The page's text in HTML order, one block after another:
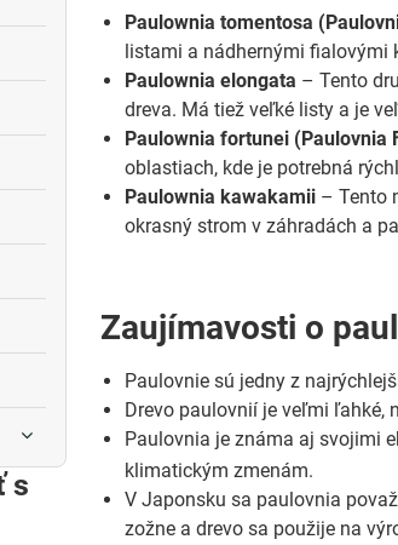
Paulownia tomentosa
listami a nádhernými fialovými
Paulownia elongata – Tento
dreva. Má tiež veľké listy a je
Paulownia fortunei (Paulovnia
oblastiach, kde je potrebná
Paulownia kawakamii – Tento
okrasný strom v záhradách a
Zaujímavosti o
Paulovnie sú jedny z
Drevo paulovnií je veľmi ľahké,
Paulovnia je známa aj svojimi
klimatickým zmenám.
V Japonsku sa paulovnia
zožne a drevo sa použije na
s